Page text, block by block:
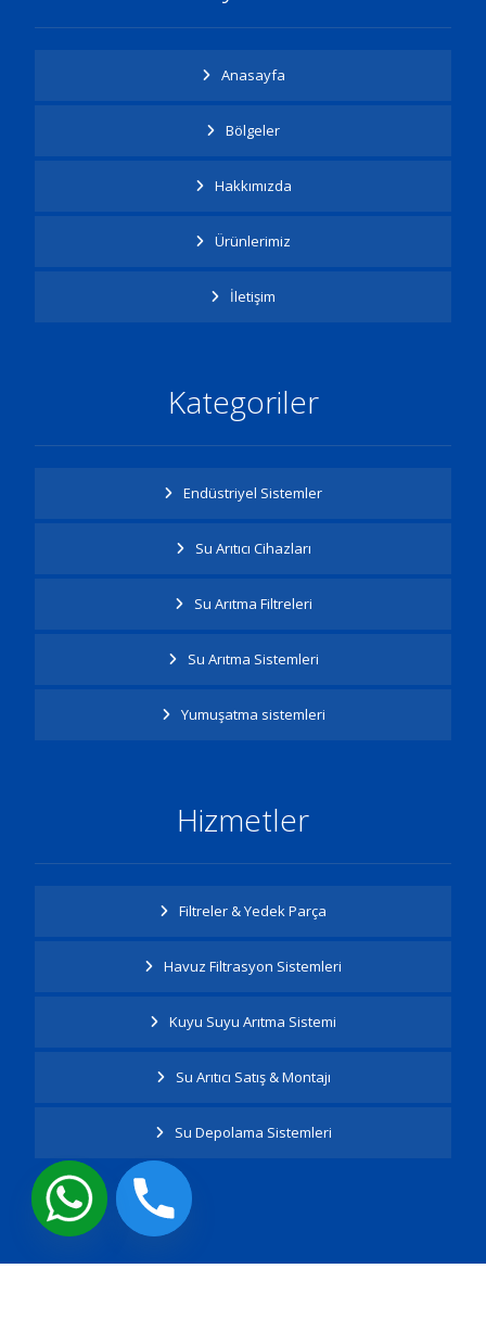
Anasayfa
Bölgeler
Hakkımızda
Ürünlerimiz
İletişim
Kategoriler
Endüstriyel Sistemler
Su Arıtıcı Cihazları
Su Arıtma Filtreleri
Su Arıtma Sistemleri
Yumuşatma sistemleri
Hizmetler
Filtreler & Yedek Parça
Havuz Filtrasyon Sistemleri
Kuyu Suyu Arıtma Sistemi
Su Arıtıcı Satış & Montajı
Su Depolama Sistemleri